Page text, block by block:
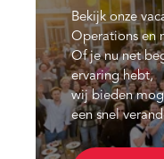
Bekijk onze
Operations en
Of je nu net
ervaring hebt,
wij bieden
een snel